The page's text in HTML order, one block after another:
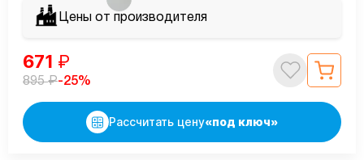
Цены от производителя
671 ₽
895₽-25%
Рассчитать цену«под ключ»